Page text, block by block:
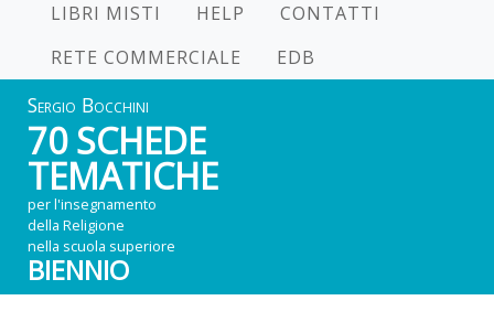
LIBRI MISTI
HELP
CONTATTI
RETE COMMERCIALE
EDB
Sergio Bocchini
70 SCHEDE
TEMATICHE
per l'insegnamento
della Religione
nella scuola superiore
BIENNIO